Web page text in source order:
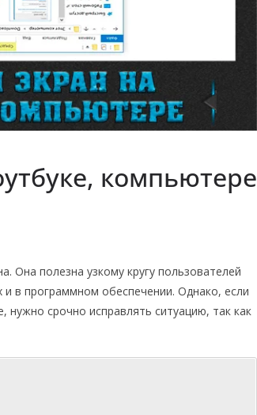
компьютере
Она полезна узкому кругу пользователей
в программном обеспечении. Однако, если
нужно срочно исправлять ситуацию, так как